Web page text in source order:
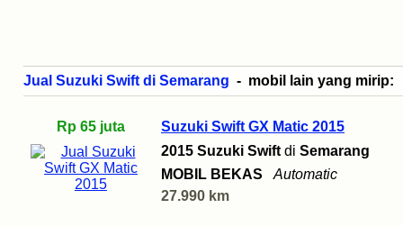
Jual Suzuki Swift di Semarang - mobil lain yang mirip:
Rp 65 juta
Suzuki Swift GX Matic 2015
2015 Suzuki Swift di Semarang
MOBIL BEKAS
Automatic
27.990 km